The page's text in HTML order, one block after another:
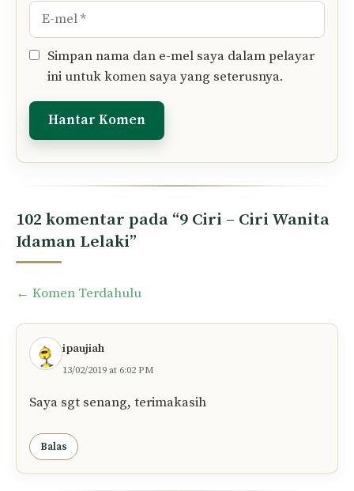
E-
mel
Simpan nama dan e-mel saya dalam pelayar
ini untuk komen saya yang seterusnya.
102 komentar pada “9 Ciri – Ciri Wanita
Idaman Lelaki”
Comment
navigation
← Komen Terdahulu
ipaujiah
13/02/2019 at 6:02 PM
Saya sgt senang, terimakasih
Balas